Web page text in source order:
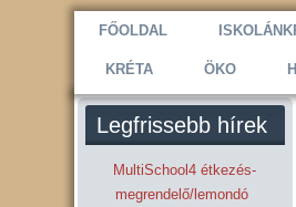
FŐOLDAL
KRÉTA ÖKO
Legfrissebb hírek
MultiSchool4 étkezés-
megrendelő/lemondó